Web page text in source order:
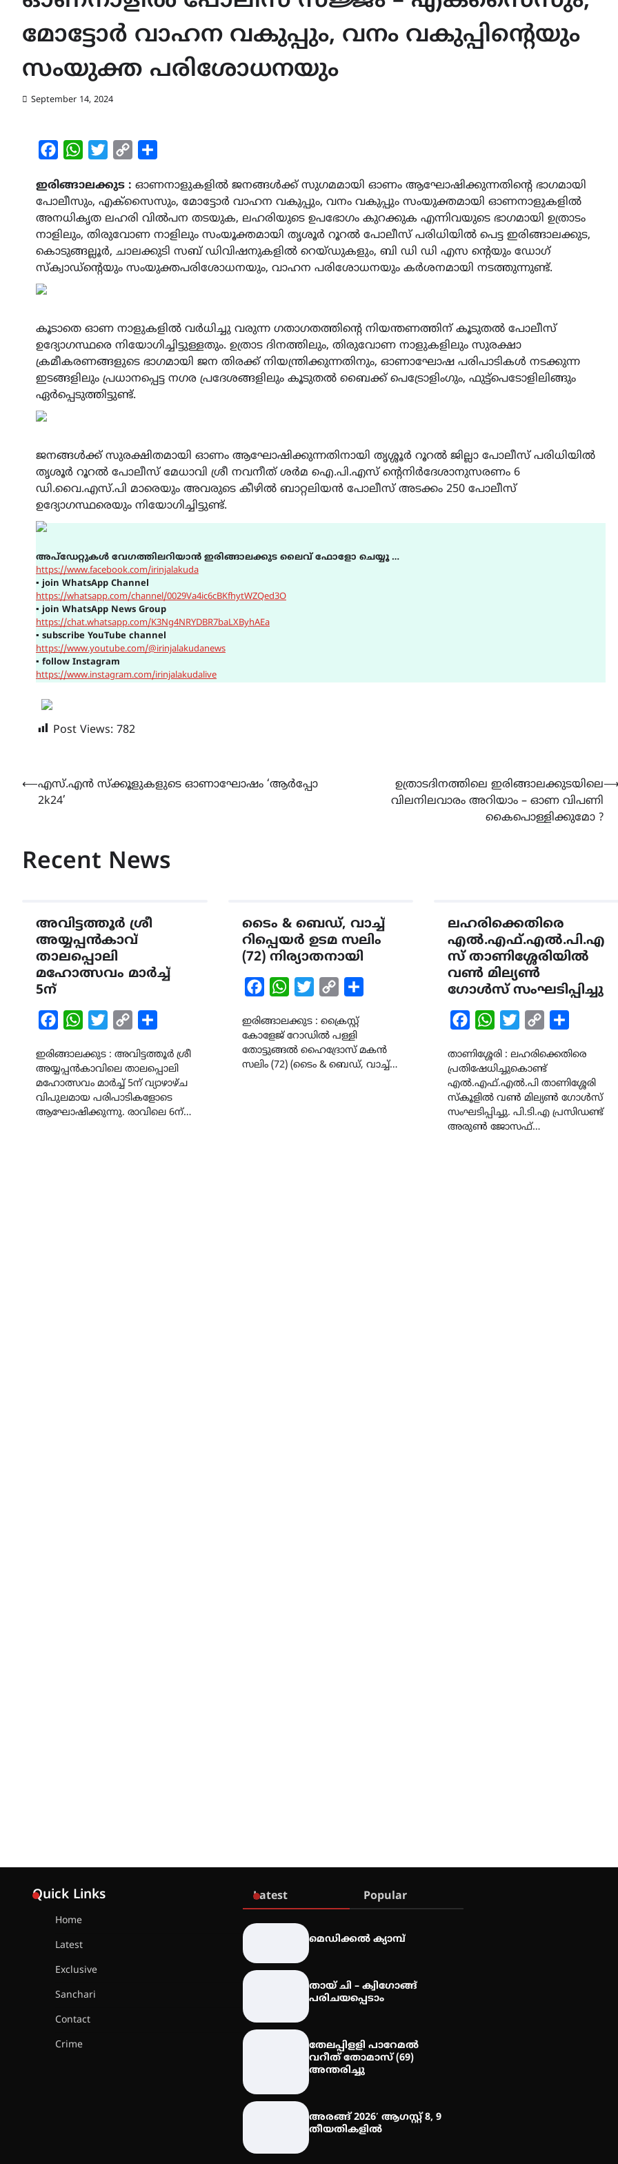
മോട്ടോർ വാഹന വകുപ്പും, വനം വകുപ്പിന്റെയും
സംയുക്ത പരിശോധനയും
September 14, 2024
FacebookWhatsAppTwitterCopy
ഇരിങ്ങാലക്കുട : ഓണനാളുകളിൽ ജനങ്ങൾക്ക് സുഗമമായി ഓണം ആഘോഷിക്കുന്നതിന്റെ ഭാഗമായി
പോലീസും, എക്സൈസും, മോട്ടോർ വാഹന വകുപ്പും, വനം വകുപ്പും സംയുക്തമായി ഓണനാളുകളിൽ
അനധികൃത ലഹരി വിൽപന തടയുക, ലഹരിയുടെ ഉപഭോഗം കുറക്കുക എന്നിവയുടെ ഭാഗമായി ഉത്രാടം
നാളിലും, തിരുവോണ നാളിലും സംയൂക്തമായി തൃശൂർ റൂറൽ പോലീസ് പരിധിയിൽ പെട്ട ഇരിങ്ങാലക്കുട,
കൊടുങ്ങല്ലൂർ, ചാലക്കുടി സബ് ഡിവിഷനുകളിൽ റെയ്ഡുകളും, ബി ഡി ഡി എസ ന്റെയും ഡോഗ്
സ്ക്വാഡ്ന്റെയും സംയുക്തപരിശോധനയും, വാഹന പരിശോധനയും കർശനമായി നടത്തുന്നുണ്ട്.
കൂടാതെ ഓണ നാളുകളിൽ വർധിച്ചു വരുന്ന ഗതാഗതത്തിന്റെ നിയന്തണത്തിന് കൂടുതൽ പോലീസ്
ഉദ്യോഗസ്ഥരെ നിയോഗിച്ചിട്ടുള്ളതും. ഉത്രാട ദിനത്തിലും, തിരുവോണ നാളുകളിലും സുരക്ഷാ
ക്രമീകരണങ്ങളുടെ ഭാഗമായി ജന തിരക്ക് നിയന്ത്രിക്കുന്നതിനും, ഓണാഘോഷ പരിപാടികൾ നടക്കുന്ന
ഇടങ്ങളിലും പ്രധാനപ്പെട്ട നഗര പ്രദേശങ്ങളിലും കൂടുതൽ ബൈക്ക് പെട്രോളിംഗും, ഫുട്ട്പെടോളിലിങ്ങും
ഏർപ്പെടുത്തിട്ടുണ്ട്.
ജനങ്ങൾക്ക് സുരക്ഷിതമായി ഓണം ആഘോഷിക്കുന്നതിനായി തൃശ്ശൂർ റൂറൽ ജില്ലാ പോലീസ് പരിധിയിൽ
തൃശൂർ റൂറൽ പോലീസ് മേധാവി ശ്രീ നവനീത് ശർമ ഐ.പി.എസ്‌ ന്റെനിർദേശാനുസരണം 6
ഡി.വൈ.എസ്‌.പി മാരെയും അവരുടെ കീഴിൽ ബാറ്റലിയൻ പോലീസ് അടക്കം 250 പോലീസ്
ഉദ്യോഗസ്ഥരെയും നിയോഗിച്ചിട്ടുണ്ട്.
അപ്ഡേറ്റുകൾ വേഗത്തിലറിയാൻ ഇരിങ്ങാലക്കുട ലൈവ് ഫോളോ ചെയ്യൂ …
https://www.facebook.com/irinjalakuda
▪ join WhatsApp Channel
https://whatsapp.com/channel/0029Va4ic6cBKfhytWZQed3O
▪ join WhatsApp News Group
https://chat.whatsapp.com/K3Ng4NRYDBR7baLXByhAEa
▪ subscribe YouTube channel
https://www.youtube.com/@irinjalakudanews
▪ follow Instagram
https://www.instagram.com/irinjalakudalive
Post Views: 782
Post
navigation
⟵എസ്.എൻ സ്ക്കൂളുകളുടെ ഓണാഘോഷം ‘ആർപ്പോ
2k24’
ഉത്രാടദിനത്തിലെ ഇരിങ്ങാലക്കുടയിലെ
വിലനിലവാരം അറിയാം – ഓണ വിപണി
കൈപൊള്ളിക്കുമോ ?
Recent News
അവിട്ടത്തൂർ ശ്രീ
അയ്യപ്പൻകാവ്
താലപ്പൊലി
മഹോത്സവം മാർച്ച്‌
5ന്
FacebookWhatsAppTwitterCopy
ഇരിങ്ങാലക്കുട : അവിട്ടത്തൂർ ശ്രീ
അയ്യപ്പൻകാവിലെ താലപ്പൊലി
മഹോത്സവം മാർച്ച്‌ 5ന് വ്യാഴാഴ്ച
വിപുലമായ പരിപാടികളോടെ
ആഘോഷിക്കുന്നു. രാവിലെ 6ന്…
ടൈം & ബെഡ്, വാച്ച്
റിപ്പെയർ ഉടമ സലിം
(72) നിര്യാതനായി
FacebookWhatsAppTwitterCopy
ഇരിങ്ങാലക്കുട : ക്രൈസ്റ്റ്
കോളേജ് റോഡിൽ പള്ളി
തോട്ടുങ്ങൽ ഹൈദ്രോസ് മകൻ
സലിം (72) (ടൈം & ബെഡ്, വാച്ച്…
ലഹരിക്കെതിരെ
എൽ.എഫ്.എൽ.പി.എ
സ് താണിശ്ശേരിയിൽ
വൺ മില്യൺ
ഗോൾസ് സംഘടിപ്പിച്ചു
FacebookWhatsAppTwitterCopy
താണിശ്ശേരി : ലഹരിക്കെതിരെ
പ്രതിഷേധിച്ചുകൊണ്ട്
എൽ.എഫ്.എൽ.പി താണിശ്ശേരി
സ്കൂളിൽ വൺ മില്യൺ ഗോൾസ്
സംഘടിപ്പിച്ചു. പി.ടി.എ പ്രസിഡണ്ട്
അരുൺ ജോസഫ്…
LITERATURE
സർഗ്ഗസാഹിതി-
കവിതാസംഗമം 2026 കവിതാ
ചർച്ച കാട്ടൂർ, ടി. കെ. ബാലൻ
ഹാളിൽ 16ന്
Quick Links
Home
Latest
Exclusive
Sanchari
Contact
Crime
Latest Popular
മെഡിക്കൽ ക്യാമ്പ്
തായ് ചി – ക്വിഗോങ്ങ്
പരിചയപ്പെടാം
തേലപ്പിളളി പാറേമൽ
വറീത് തോമാസ് (69)
അന്തരിച്ചു
അരങ്ങ് 2026′ ആഗസ്റ്റ് 8, 9
തീയതികളിൽ